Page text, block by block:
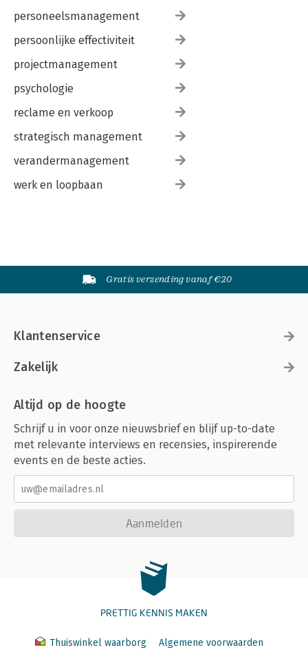
personeelsmanagement
persoonlijke effectiviteit
projectmanagement
psychologie
reclame en verkoop
strategisch management
verandermanagement
werk en loopbaan
Gratis verzending vanaf €20
Klantenservice
Zakelijk
Altijd op de hoogte
Schrijf u in voor onze nieuwsbrief en blijf up-to-date
met relevante interviews en recensies, inspirerende
events en de beste acties.
Aanmelden
PRETTIG KENNIS MAKEN
Thuiswinkel waarborg Algemene voorwaarden